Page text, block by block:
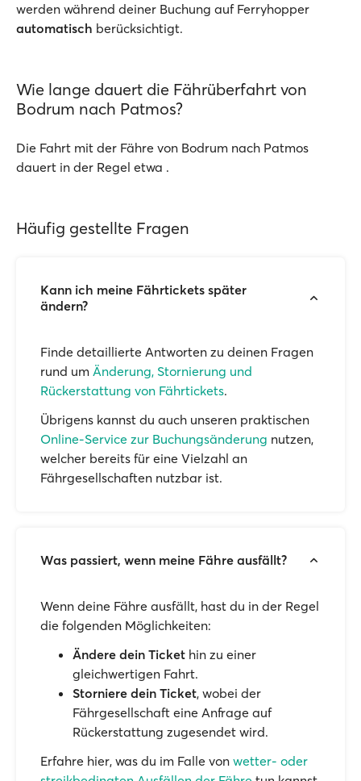
werden während deiner Buchung auf Ferryhopper
automatisch berücksichtigt.
Wie lange dauert die Fährüberfahrt von
Bodrum nach Patmos?
Die Fahrt mit der Fähre von Bodrum nach Patmos
dauert in der Regel etwa .
Häufig gestellte Fragen
Kann ich meine Fährtickets später
ändern?
Finde detaillierte Antworten zu deinen Fragen
rund um Änderung, Stornierung und
Rückerstattung von Fährtickets.
Übrigens kannst du auch unseren praktischen
Online-Service zur Buchungsänderung nutzen,
welcher bereits für eine Vielzahl an
Fährgesellschaften nutzbar ist.
Was passiert, wenn meine Fähre ausfällt?
Wenn deine Fähre ausfällt, hast du in der Regel
die folgenden Möglichkeiten:
Ändere dein Ticket hin zu einer
gleichwertigen Fahrt.
Storniere dein Ticket, wobei der
Fährgesellschaft eine Anfrage auf
Rückerstattung zugesendet wird.
Erfahre hier, was du im Falle von wetter- oder